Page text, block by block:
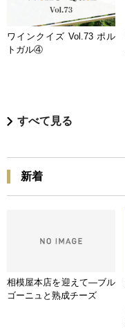
ワインクイズ Vol.73 ポル
トガル④
すべて見る
新着
相模屋本店を迎えて―ブル
ゴーニュと熟成チーズ